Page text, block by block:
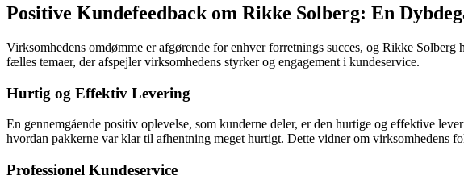
Positive Kundefeedback om Rikke Solberg: En
Virksomhedens omdømme er afgørende for enhver forretnings succes, og Rikke
fælles temaer, der afspejler virksomhedens styrker og engagement i kundeservice.
Hurtig og Effektiv Levering
En gennemgående positiv oplevelse, som kunderne deler, er den hurtige og effektive
hvordan pakkerne var klar til afhentning meget hurtigt. Dette vidner om virksomhedens
Professionel Kundeservice